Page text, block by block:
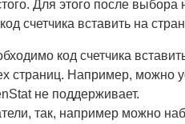
Для этого после
счетчика вставить на
код счетчика
страниц. Например,
не поддерживает.
так, например можно